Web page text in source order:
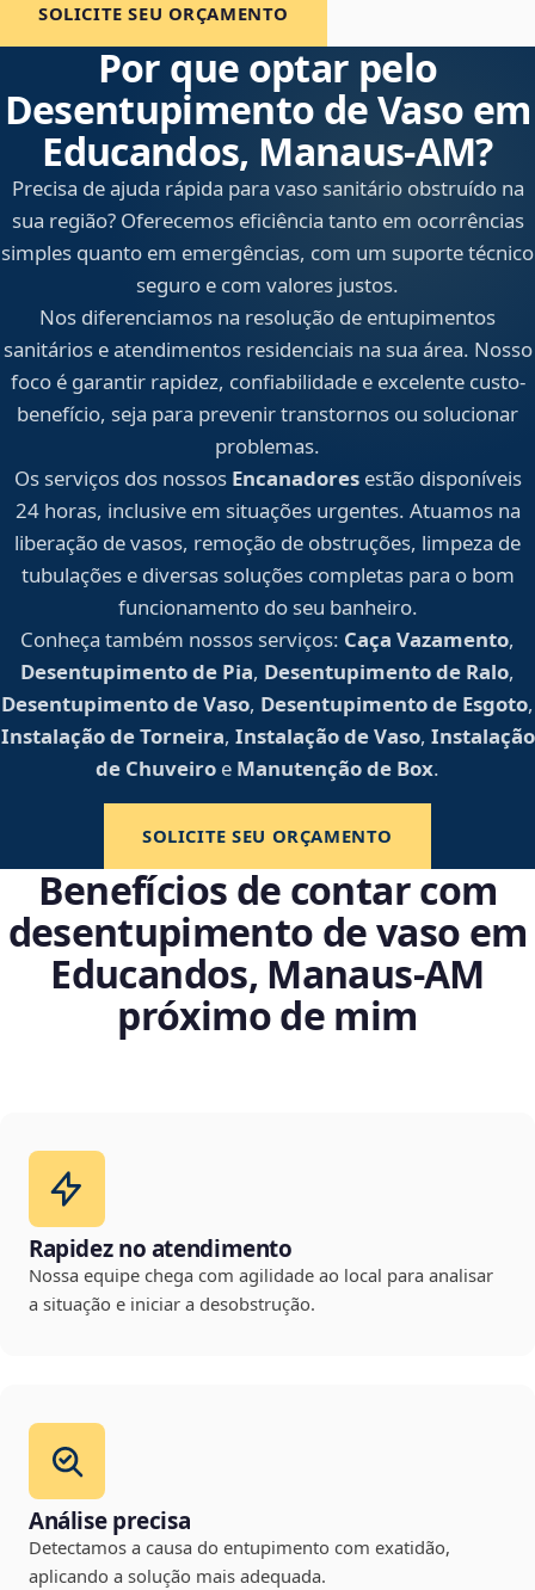
SOLICITE SEU ORÇAMENTO
Por que optar pelo
Desentupimento de Vaso em
Educandos, Manaus‑AM?
Precisa de ajuda rápida para vaso sanitário obstruído na
sua região? Oferecemos eficiência tanto em ocorrências
simples quanto em emergências, com um suporte técnico
seguro e com valores justos.
Nos diferenciamos na resolução de entupimentos
sanitários e atendimentos residenciais na sua área. Nosso
foco é garantir rapidez, confiabilidade e excelente custo-
benefício, seja para prevenir transtornos ou solucionar
problemas.
Os serviços dos nossos Encanadoresestão disponíveis
24 horas, inclusive em situações urgentes. Atuamos na
liberação de vasos, remoção de obstruções, limpeza de
tubulações e diversas soluções completas para o bom
funcionamento do seu banheiro.
Conheça também nossos serviços: Caça Vazamento,
Desentupimento de Pia, Desentupimento de Ralo,
Desentupimento de Vaso, Desentupimento de Esgoto,
Instalação de Torneira, Instalação de Vaso, Instalação
de Chuveiro e Manutenção de Box.
SOLICITE SEU ORÇAMENTO
Benefícios de contar com
desentupimento de vaso em
Educandos, Manaus‑AM
próximo de mim
Rapidez no atendimento
Nossa equipe chega com agilidade ao local para analisar
a situação e iniciar a desobstrução.
Análise precisa
Detectamos a causa do entupimento com exatidão,
aplicando a solução mais adequada.